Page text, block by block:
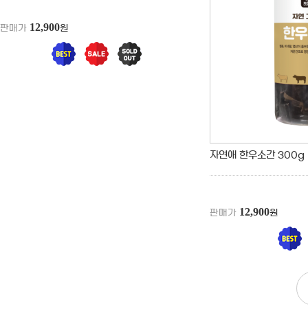
판매가 12,900원
자연애 한우소간 300g
판매가 12,900원